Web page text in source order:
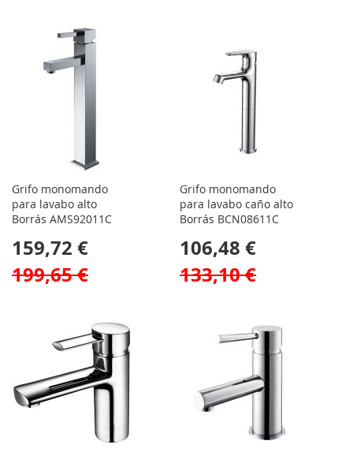
Grifo monomando
para lavabo alto
Borrás AMS92011C
159,72 €
199,65 €
Grifo monomando
para lavabo caño alto
Borrás BCN08611C
106,48 €
133,10 €